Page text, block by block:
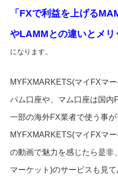
「FXで利益を上げる
やLAMMとの違いとメリ
になります。
MYFXMARKETS(マイFXマ
パム口座や、マム口座は国内
一部の海外FX業者で使う事
MYFXMARKETS(マイFXマ
の動画で魅力を感じたら是
マーケット)のサービスも見て